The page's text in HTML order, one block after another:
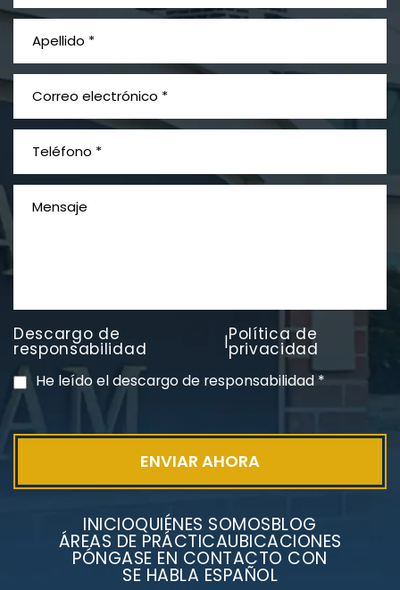
¿Qué es el mesotelioma?
PVC Cloruro de polivinilo
Exposición
Descargo de
responsabilidad |Política de
privacidad
He leído el descargo de responsabilidad*
INICIOQUIÉNES SOMOSBLOG
ÁREAS DE PRÁCTICAUBICACIONES
PÓNGASE EN CONTACTO CON
SE HABLA ESPAÑOL